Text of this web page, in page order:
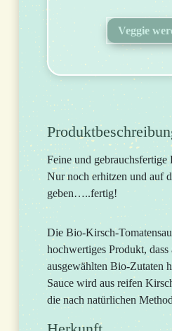
Veggie
Feine und gebrauchsfertige
Nur noch erhitzen und auf
geben…..fertig!
Die Bio-Kirsch-
hochwertiges Produkt, dass
ausgewählten Bio-Zutaten
Sauce wird aus reifen
die nach natürlichen